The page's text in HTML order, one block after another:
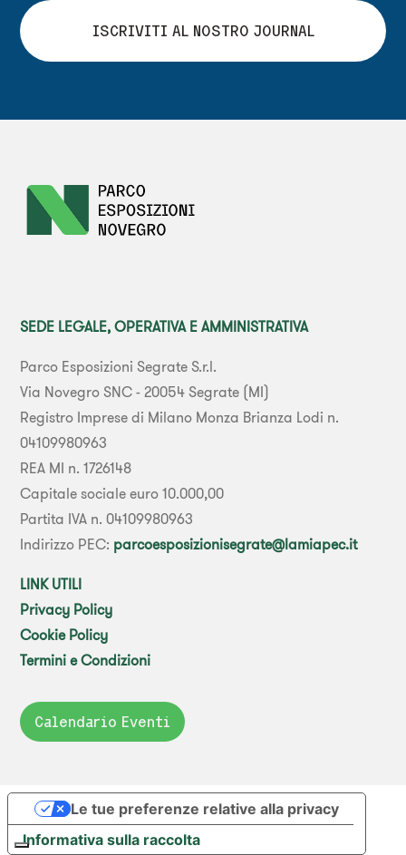
ISCRIVITI AL NOSTRO JOURNAL
SEDE LEGALE, OPERATIVA E AMMINISTRATIVA
Parco Esposizioni Segrate S.r.l.
Via Novegro SNC - 20054 Segrate (MI)
Registro Imprese di Milano Monza Brianza Lodi n.
04109980963
REA MI n. 1726148
Capitale sociale euro 10.000,00
Partita IVA n. 04109980963
Indirizzo PEC: parcoesposizionisegrate@lamiapec.it
LINK UTILI
Privacy Policy
Cookie Policy
Termini e Condizioni
Calendario Eventi
Informativa sulla raccolta
Le tue preferenze relative alla privacy